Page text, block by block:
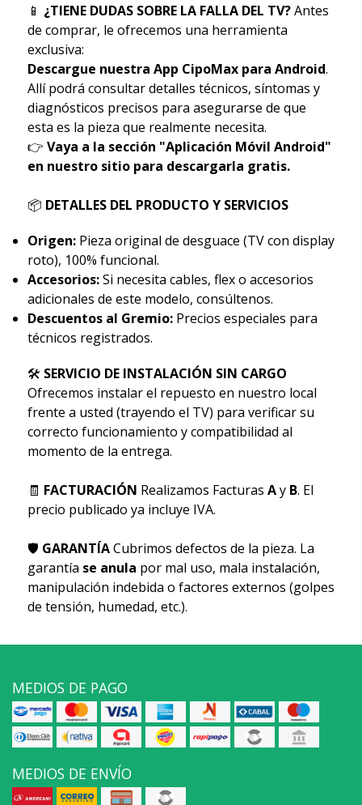
📱 ¿TIENE DUDAS SOBRE LA FALLA DEL TV?Antes
de comprar, le ofrecemos una herramienta
exclusiva:
Descargue nuestra App CipoMax para Android.
Allí podrá consultar detalles técnicos, síntomas y
diagnósticos precisos para asegurarse de que
esta es la pieza que realmente necesita.
👉 Vaya a la sección "Aplicación Móvil Android"
en nuestro sitio para descargarla gratis.
📦 DETALLES DEL PRODUCTO Y SERVICIOS
Origen:Pieza original de desguace (TV con display
roto), 100% funcional.
Accesorios:Si necesita cables, flex o accesorios
adicionales de este modelo, consúltenos.
Descuentos al Gremio:Precios especiales para
técnicos registrados.
🛠 SERVICIO DE INSTALACIÓN SIN CARGO
Ofrecemos instalar el repuesto en nuestro local
frente a usted (trayendo el TV) para verificar su
correcto funcionamiento y compatibilidad al
momento de la entrega.
🧾 FACTURACIÓN Realizamos Facturas Ay B. El
precio publicado ya incluye IVA.
🛡 GARANTÍACubrimos defectos de la pieza. La
garantía se anula por mal uso, mala instalación,
manipulación indebida o factores externos (golpes
de tensión, humedad, etc.).
MEDIOS DE PAGO
MEDIOS DE ENVÍO